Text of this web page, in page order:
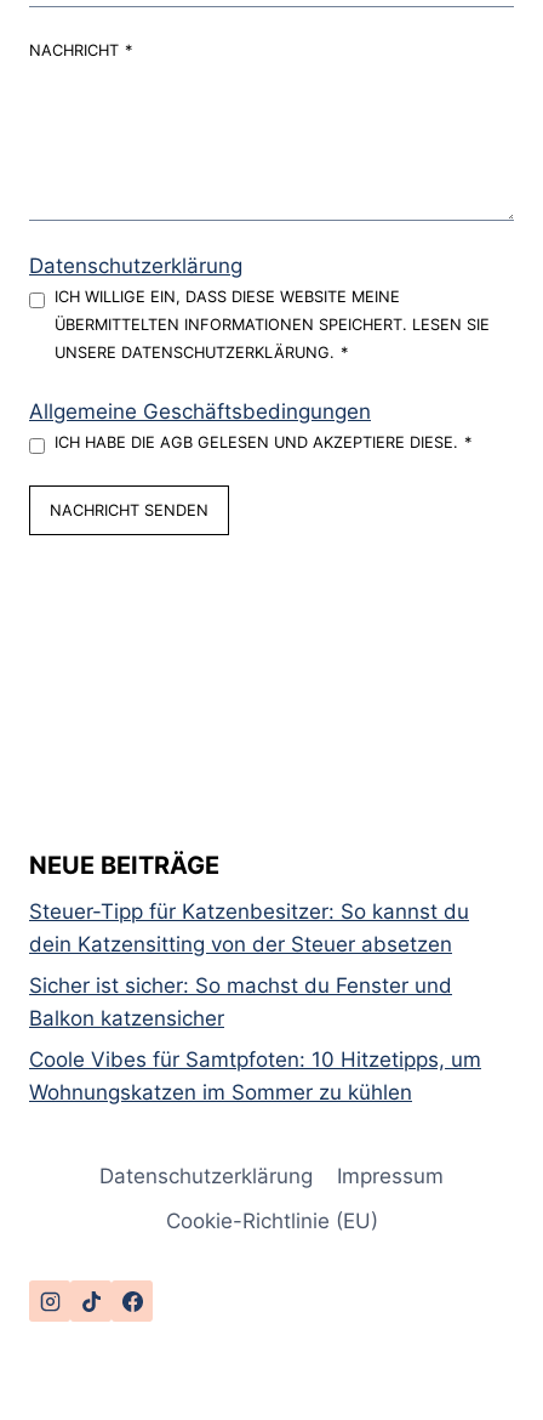
NACHRICHT *
Datenschutzerklärung
ICH WILLIGE EIN, DASS DIESE WEBSITE MEINE
ÜBERMITTELTEN INFORMATIONEN SPEICHERT. LESEN SIE
UNSERE DATENSCHUTZERKLÄRUNG. *
Allgemeine Geschäftsbedingungen
ICH HABE DIE AGB GELESEN UND AKZEPTIERE DIESE. *
NACHRICHT SENDEN
NEUE BEITRÄGE
Steuer-Tipp für Katzenbesitzer: So kannst du
dein Katzensitting von der Steuer absetzen
Sicher ist sicher: So machst du Fenster und
Balkon katzensicher
Coole Vibes für Samtpfoten: 10 Hitzetipps, um
Wohnungskatzen im Sommer zu kühlen
Datenschutzerklärung
Impressum
Cookie-Richtlinie (EU)